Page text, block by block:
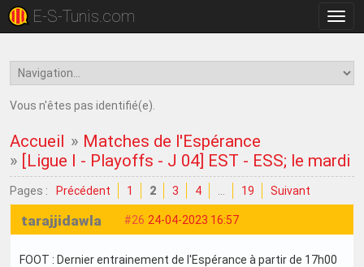
la
E-S-Tunis.com
Vous n'êtes pas identifié(e).
Accueil » Matches de l'Espérance
» [Ligue I - Playoffs - J 04] EST - ESS; le mardi
Pages : Précédent 1 2 3 4 19 Suivant
#26 24-04-2023 16:57
tarajjidawla
FOOT : Dernier entrainement de l'Espérance à partir de 17h00